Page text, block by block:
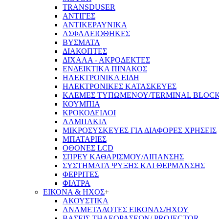
TRANSDUSER
ΑΝΤΙΓΕΣ
ΑΝΤΙΚΕΡΑΥΝΙΚΑ
ΑΣΦΑΛΕΙΟΘΗΚΕΣ
ΒΥΣΜΑΤΑ
ΔΙΑΚΟΠΤΕΣ
ΔΙΧΑΛΑ - ΑΚΡΟΔΕΚΤΕΣ
ΕΝΔΕΙΚΤΙΚΑ ΠΙΝΑΚΟΣ
ΗΛΕΚΤΡΟΝΙΚΑ ΕΙΔΗ
ΗΛΕΚΤΡΟΝΙΚΕΣ ΚΑΤΑΣΚΕΥΕΣ
ΚΛΕΜΕΣ ΤΥΠΩΜΕΝΟΥ/TERMINAL
ΚΟΥΜΠΙΑ
ΚΡΟΚΟΔΕΙΛΟΙ
ΛΑΜΠΑΚΙΑ
ΜΙΚΡΟΣΥΣΚΕΥΕΣ ΓΙΑ ΔΙΑΦΟΡΕΣ ΧΡΗΣΕΙΣ
ΜΠΑΤΑΡΙΕΣ
ΟΘΟΝΕΣ LCD
ΣΠΡΕΥ ΚΑΘΑΡΙΣΜΟΥ/ΛΙΠΑΝΣΗΣ
ΣΥΣΤΗΜΑΤΑ ΨΥΞΗΣ ΚΑΙ ΘΕΡΜΑΝΣΗΣ
ΦΕΡΡΙΤΕΣ
ΦΙΛΤΡΑ
ΕΙΚΟΝΑ & ΗΧΟΣ+
ΑΚΟΥΣΤΙΚΑ
ΑΝΑΜΕΤΑΔΟΤΕΣ ΕΙΚΟΝΑΣ/ΗΧΟΥ